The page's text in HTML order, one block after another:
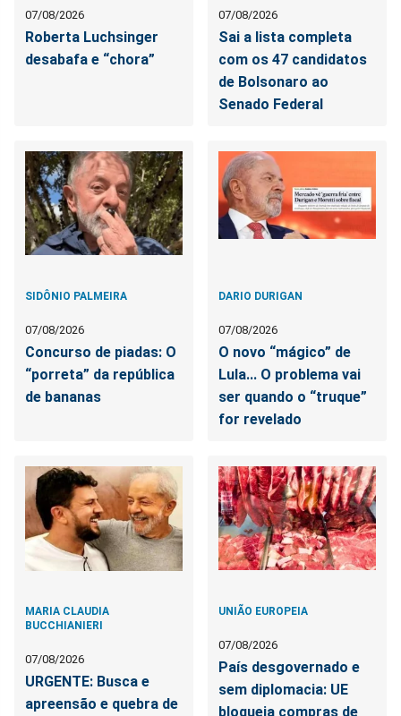
07/08/2026
Roberta Luchsinger
desabafa e “chora”
07/08/2026
Sai a lista completa
com os 47 candidatos
de Bolsonaro ao
Senado Federal
SIDÔNIO PALMEIRA
07/08/2026
Concurso de piadas: O
“porreta” da república
de bananas
DARIO DURIGAN
07/08/2026
O novo “mágico” de
Lula... O problema vai
ser quando o “truque”
for revelado
MARIA CLAUDIA
BUCCHIANIERI
07/08/2026
URGENTE: Busca e
apreensão e quebra de
UNIÃO EUROPEIA
07/08/2026
País desgovernado e
sem diplomacia: UE
bloqueia compras de